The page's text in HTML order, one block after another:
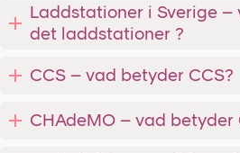
Laddstationer i Sverige –
det laddstationer ?
CCS – vad betyder CCS?
CHAdeMO – vad betyder